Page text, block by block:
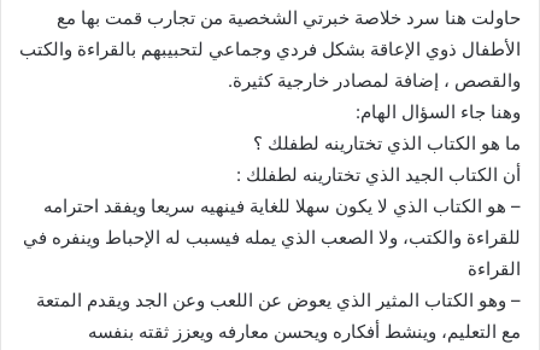
حاولت هنا سرد خلاصة خبرتي الشخصية من تجارب قمت بها مع
الأطفال ذوي الإعاقة بشكل فردي وجماعي لتحبيبهم بالقراءة والكتب
والقصص ، إضافة لمصادر خارجية كثيرة.
وهنا جاء السؤال الهام:
ما هو الكتاب الذي تختارينه لطفلك ؟
أن الكتاب الجيد الذي تختارينه لطفلك :
– هو الكتاب الذي لا يكون سهلا للغاية فينهيه سريعا ويفقد احترامه
للقراءة والكتب، ولا الصعب الذي يمله فيسبب له الإحباط وينفره في
القراءة
– وهو الكتاب المثير الذي يعوض عن اللعب وعن الجد ويقدم المتعة
مع التعليم، وينشط أفكاره ويحسن معارفه ويعزز ثقته بنفسه